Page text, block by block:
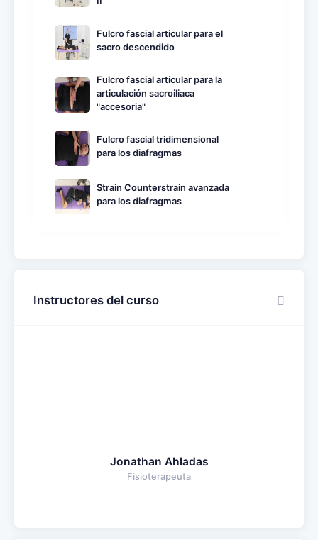
Fulcro fascial articular para el
sacro descendido
Fulcro fascial articular para la
articulación sacroiliaca
"accesoria"
Fulcro fascial tridimensional
para los diafragmas
Strain Counterstrain avanzada
para los diafragmas
Instructores del curso
Jonathan Ahladas
Fisioterapeuta